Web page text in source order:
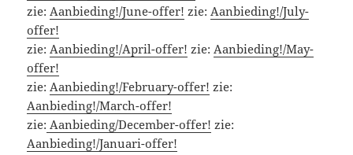
zie: Aanbieding!/June-offer! zie: Aanbieding!/July-
offer!
zie: Aanbieding!/April-offer! zie: Aanbieding!/May-
offer!
zie: Aanbieding!/February-offer! zie:
Aanbieding!/March-offer!
zie: Aanbieding/December-offer! zie:
Aanbieding!/Januari-offer!